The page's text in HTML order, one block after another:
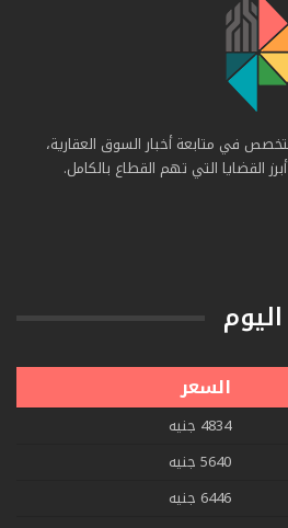
في متابعة أخبار السوق العقارية،
القضايا التي تهم القطاع بالكامل.
السعر
4834 جنيه
5640 جنيه
6446 جنيه